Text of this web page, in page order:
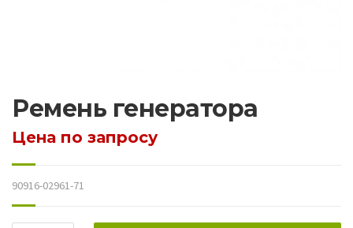
Ремень генератора
Цена по запросу
90916-02961-71